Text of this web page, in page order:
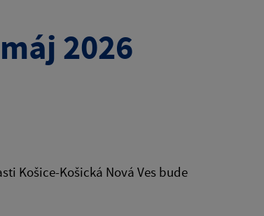
2026
Košice-Košická Nová Ves bude